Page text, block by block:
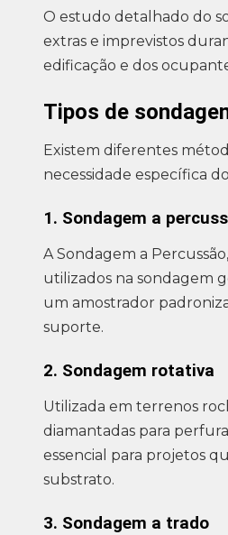
O estudo detalhado do
extras e imprevistos
edificação e dos
Tipos de
Existem diferentes
necessidade específica
1. Sondagem a
A Sondagem a
utilizados na sondagem
um amostrador
suporte.
2. Sondagem rotativa
Utilizada em terrenos
diamantadas para
essencial para projetos
substrato.
3. Sondagem a trado